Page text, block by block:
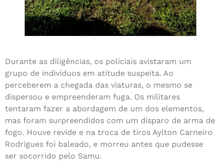
Durante as diligências, os policiais avistaram um
grupo de indivíduos em atitude suspeita. Ao
perceberem a chegada das viaturas, o mesmo se
dispersou e empreenderam fuga. Os militares
tentaram fazer a abordagem de um dos elementos,
mas foram surpreendidos com um disparo de arma de
fogo. Houve revide e na troca de tiros Aylton Carneiro
Rodrigues foi baleado, e morreu antes que pudesse
ser socorrido pelo Samu.